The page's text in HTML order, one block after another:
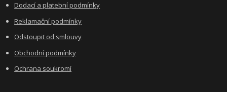
Dodací a platební podmínky
Reklamační podmínky
Odstoupit od smlouvy
Obchodní podmínky
Ochrana soukromí